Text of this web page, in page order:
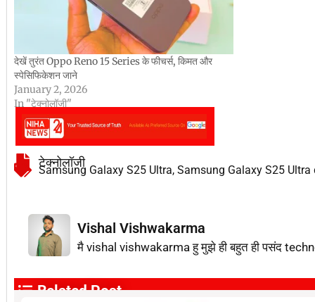
देखें तुरंत Oppo Reno 15 Series के फीचर्स, किमत और
स्पेसिफिकेशन जाने
January 2, 2026
In "टेक्नोलॉजी"
टेक्नोलॉजी
Samsung Galaxy S25 Ultra, Samsung Galaxy S25 Ultra
Vishal Vishwakarma
मै vishal vishwakarma हु मुझे ही बहुत ही पसंद
Related Post